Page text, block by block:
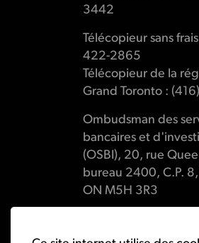
3442
Télécopieur sans
422-2865
Télécopieur de la
Grand Toronto :
Ombudsman des
bancaires et
(OSBI), 20, rue
bureau 2400, C.P.
ON M5H 3R3